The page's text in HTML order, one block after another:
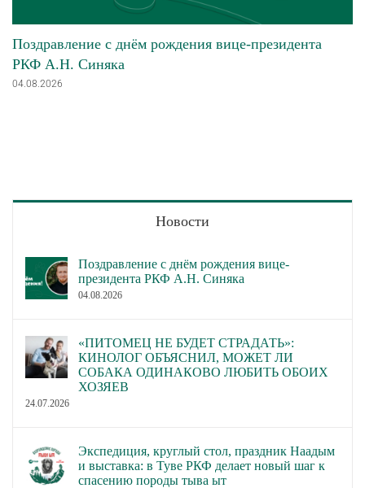
Поздравление с днём рождения вице-президента
РКФ А.Н. Синяка
04.08.2026
Новости
Поздравление с днём рождения вице-
президента РКФ А.Н. Синяка
04.08.2026
«ПИТОМЕЦ НЕ БУДЕТ СТРАДАТЬ»:
КИНОЛОГ ОБЪЯСНИЛ, МОЖЕТ ЛИ
СОБАКА ОДИНАКОВО ЛЮБИТЬ ОБОИХ
ХОЗЯЕВ
24.07.2026
Экспедиция, круглый стол, праздник Наадым
и выставка: в Туве РКФ делает новый шаг к
спасению породы тыва ыт